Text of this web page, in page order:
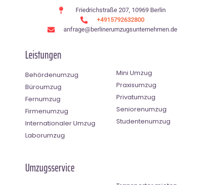
Friedrichstraße 207, 10969 Berlin
+4915792632800
anfrage@berlinerumzugsunternehmen.de
Leistungen
Behördenumzug
Büroumzug
Fernumzug
Firmenumzug
Internationaler Umzug
Laborumzug
Mini Umzug
Praxisumzug
Privatumzug
Seniorenumzug
Studentenumzug
Umzugsservice